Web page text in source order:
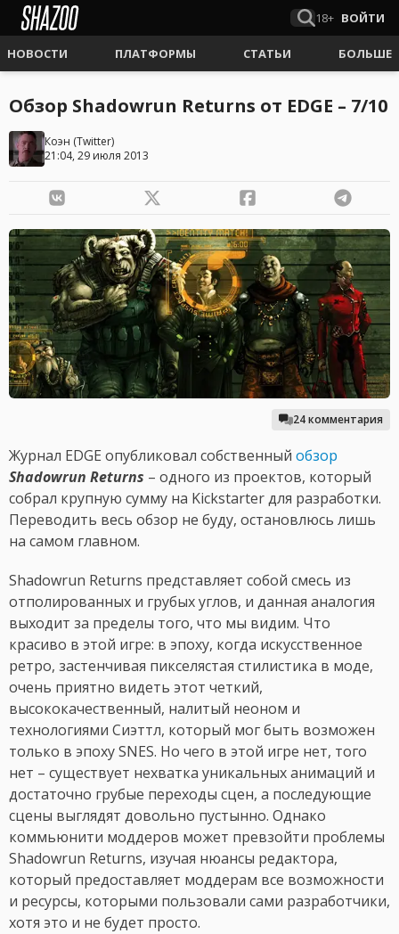
18+ ВОЙТИ
НОВОСТИ ПЛАТФОРМЫ СТАТЬИ БОЛЬШЕ
Обзор Shadowrun Returns от EDGE – 7/10
Коэн (Twitter)
21:04, 29 июля 2013
24 комментария
Журнал EDGE опубликовал собственный обзор
Shadowrun Returns – одного из проектов, который
собрал крупную сумму на Kickstarter для разработки.
Переводить весь обзор не буду, остановлюсь лишь
на самом главном.
Shadowrun Returns представляет собой смесь из
отполированных и грубых углов, и данная аналогия
выходит за пределы того, что мы видим. Что
красиво в этой игре: в эпоху, когда искусственное
ретро, застенчивая пикселястая стилистика в моде,
очень приятно видеть этот четкий,
высококачественный, налитый неоном и
технологиями Сиэттл, который мог быть возможен
только в эпоху SNES. Но чего в этой игре нет, того
нет – существует нехватка уникальных анимаций и
достаточно грубые переходы сцен, а последующие
сцены выглядят довольно пустынно. Однако
коммьюнити моддеров может превзойти проблемы
Shadowrun Returns, изучая нюансы редактора,
который предоставляет моддерам все возможности
и ресурсы, которыми пользовали сами разработчики,
хотя это и не будет просто.